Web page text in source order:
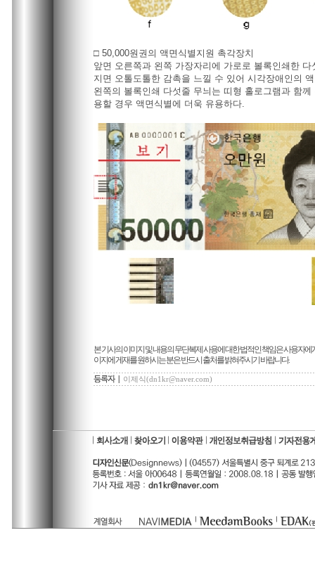
□ 50,000원권의 액면식별지원 촉각장치
앞면 오른쪽과 왼쪽 가장자리에 가로로 볼록인쇄한
지면 오톨도톨한 감촉을 느낄 수 있어 시각장애인의
왼쪽의 볼록인쇄 다섯줄 무늬는 띠형 홀로그램과 함
용할 경우 액면식별에 더욱 유용하다.
본 기사의 이미지 및 내용의 무단복제 사용에 대한 법적인 책임은 사용자에
이지에 게재를 원하시는 분은 반드시 출처를 밝혀주시기 바랍니다.
이제식(dn1kr@naver.com)